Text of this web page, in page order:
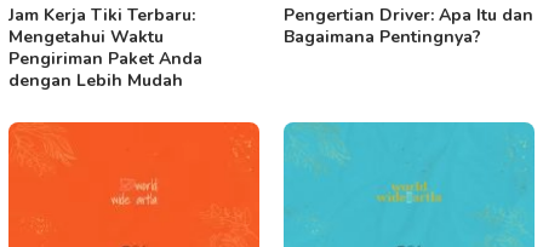
Jam Kerja Tiki Terbaru:
Mengetahui Waktu
Pengiriman Paket Anda
dengan Lebih Mudah
Pengertian Driver: Apa Itu dan
Bagaimana Pentingnya?